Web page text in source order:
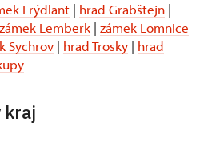
Frýdlant | hrad Grabštejn |
zámek Lemberk | zámek Lomnice
Sychrov | hrad Trosky | hrad
kraj